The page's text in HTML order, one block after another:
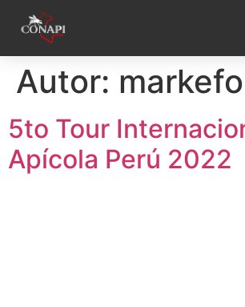
Autor:
5to Tour
Apícola Perú 2022